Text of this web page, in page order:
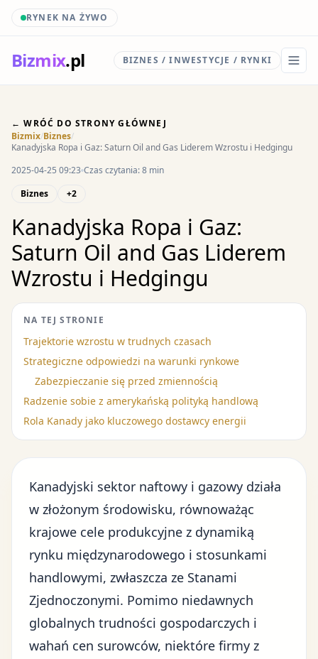
RYNEK NA ŻYWO
Bizmix.pl BIZNES / INWESTYCJE / RYNKI
← WRÓĆ DO STRONY GŁÓWNEJ
Bizmix/Biznes/
Kanadyjska Ropa i Gaz: Saturn Oil and Gas Liderem Wzrostu i Hedgingu
2025-04-25 09:23 Czas czytania: 8 min
Biznes
+2
Kanadyjska Ropa i Gaz:
Saturn Oil and Gas Liderem
Wzrostu i Hedgingu
NA TEJ STRONIE
Trajektorie wzrostu w trudnych czasach
Strategiczne odpowiedzi na warunki rynkowe
Zabezpieczanie się przed zmiennością
Radzenie sobie z amerykańską polityką handlową
Rola Kanady jako kluczowego dostawcy energii
Kanadyjski sektor naftowy i gazowy działa
w złożonym środowisku, równoważąc
krajowe cele produkcyjne z dynamiką
rynku międzynarodowego i stosunkami
handlowymi, zwłaszcza ze Stanami
Zjednoczonymi. Pomimo niedawnych
globalnych trudności gospodarczych i
wahań cen surowców, niektóre firmy z